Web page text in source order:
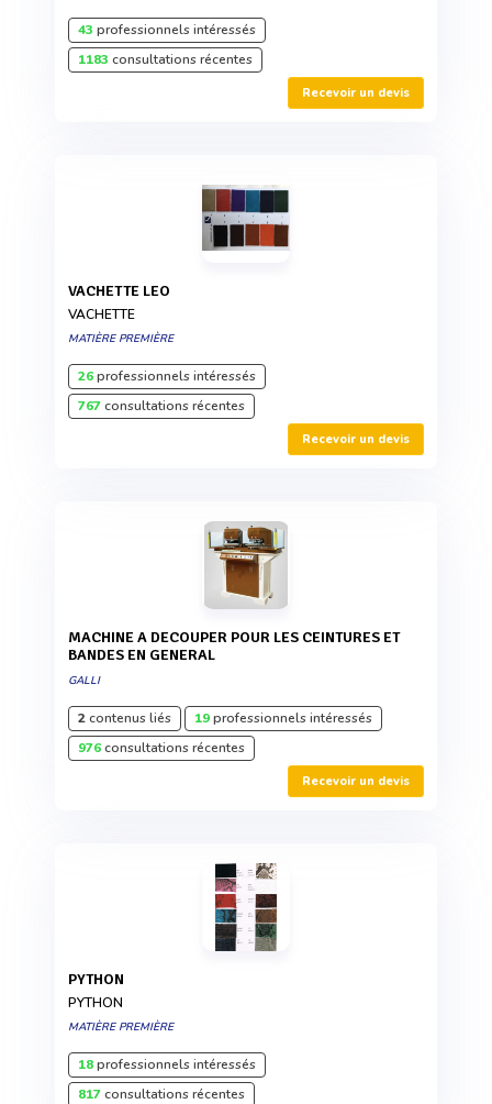
43 professionnels intéressés
1183 consultations récentes
Recevoir un devis
VACHETTE LEO
VACHETTE
MATIÈRE PREMIÈRE
26professionnels intéressés
767consultations récentes
Recevoir un devis
MACHINE A DECOUPER POUR LES CEINTURES ET
BANDES EN GENERAL
GALLI
2contenus liés 19professionnels intéressés
976consultations récentes
Recevoir un devis
PYTHON
PYTHON
MATIÈRE PREMIÈRE
18professionnels intéressés
817consultations récentes